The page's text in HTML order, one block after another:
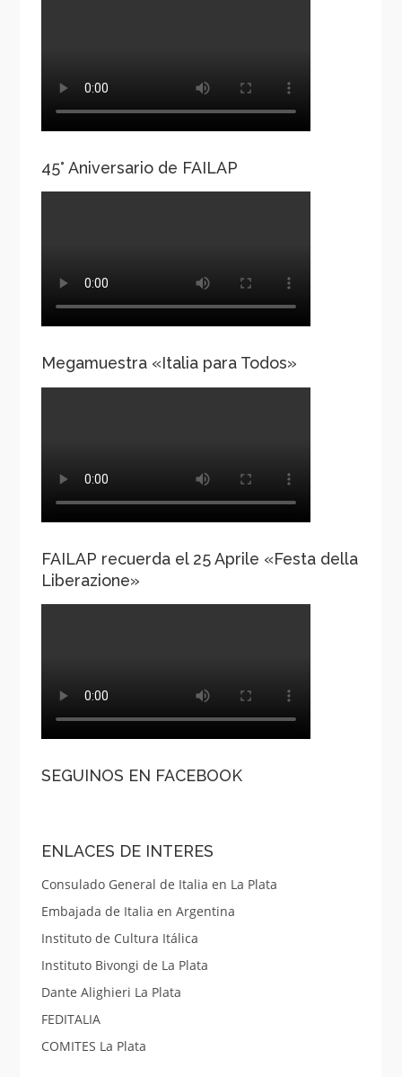
45° Aniversario de FAILAP
Megamuestra «Italia para Todos»
FAILAP recuerda el 25 Aprile «Festa della
Liberazione»
SEGUINOS EN FACEBOOK
ENLACES DE INTERES
Consulado General de Italia en La Plata
Embajada de Italia en Argentina
Instituto de Cultura Itálica
Instituto Bivongi de La Plata
Dante Alighieri La Plata
FEDITALIA
COMITES La Plata